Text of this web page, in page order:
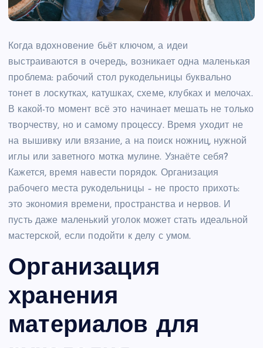
Когда вдохновение бьёт ключом, а идеи
выстраиваются в очередь, возникает одна маленькая
проблема: рабочий стол рукодельницы буквально
тонет в лоскутках, катушках, схеме, клубках и мелочах.
В какой-то момент всё это начинает мешать не только
творчеству, но и самому процессу. Время уходит не
на вышивку или вязание, а на поиск ножниц, нужной
иглы или заветного мотка мулине. Узнаёте себя?
Кажется, время навести порядок. Организация
рабочего места рукодельницы – не просто прихоть:
это экономия времени, пространства и нервов. И
пусть даже маленький уголок может стать идеальной
мастерской, если подойти к делу с умом.
Организация
хранения
материалов для